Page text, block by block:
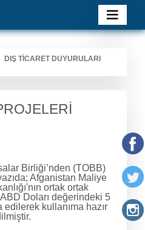
DIŞ TİCARET DUYURULARI
Birliği’nden (TOBB)
Afganistan Maliye
ortak ortak
Doları değerindeki 5
kullanıma hazır